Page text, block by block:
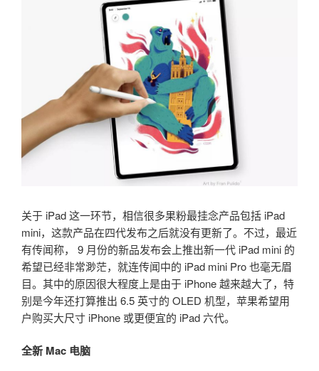
关于 iPad 这一环节，相信很多果粉最挂念产品包括 iPad
mini，这款产品在四代发布之后就没有更新了。不过，最近
有传闻称， 9 月份的新品发布会上推出新一代 iPad mini 的
希望已经非常渺茫，就连传闻中的 iPad mini Pro 也毫无眉
目。其中的原因很大程度上是由于 iPhone 越来越大了，特
别是今年还打算推出 6.5 英寸的 OLED 机型，苹果希望用
户购买大尺寸 iPhone 或更便宜的 iPad 六代。
全新 Mac 电脑